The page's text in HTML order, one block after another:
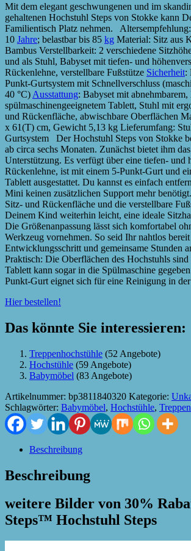
Mit dem elegant geschwungenen und im
gehaltenen Hochstuhl Steps von Stokke kann
Familientisch Platz nehmen.
10 Jahre; belastbar bis 85 kg Material: Sitz aus
Bambus Verstellbarkeit: 2 verschiedene
und als Stuhl, Babyset mit tiefen- und
Rückenlehne, verstellbare Fußstütze Sicherheit:
Punkt-Gurtsystem mit Schnellverschluss
40 °C) Ausstattung: Babyset mit abnehmbarem,
spülmaschinengeeignetem Tablett, Stuhl mit
und Rückenfläche, abwischbare Oberflächen
x 61(T) cm, Gewicht 5,13 kg Lieferumfang:
Gurtsystem Der Hochstuhl Steps von Stokke
ab circa sechs Monaten. Zunächst bietet ihm
Unterstützung. Es verfügt über eine tiefen- und
Rückenlehne, ist mit einem 5-Punkt-Gurt und
Tablett ausgestattet. Du kannst es einfach
Mini keinen zusätzlichen Support mehr
Sitz- und Rückenfläche und die verstellbare
Deinem Kind weiterhin leicht, eine ideale
Die Größenanpassung lässt sich komfortabel
Werkzeug vornehmen. So seid Ihr nahtlos
Entwicklungsschritt und gemeinsame Stunden
Praktisch: Die Oberflächen des Hochstuhls
Tablett kann sogar in die Spülmaschine
Punkt-Gurt eignet sich für eine Reinigung in der
Hier bestellen!
Das könnte Sie interessieren:
Treppenhochstühle (52 Angebote)
Hochstühle (59 Angebote)
Babymöbel (83 Angebote)
Artikelnummer: bp3811840320 Kategorie:
Schlagwörter: Babymöbel, Hochstühle,
Beschreibung
Beschreibung
weitere Bilder von 30%
Steps™ Hochstuhl Steps